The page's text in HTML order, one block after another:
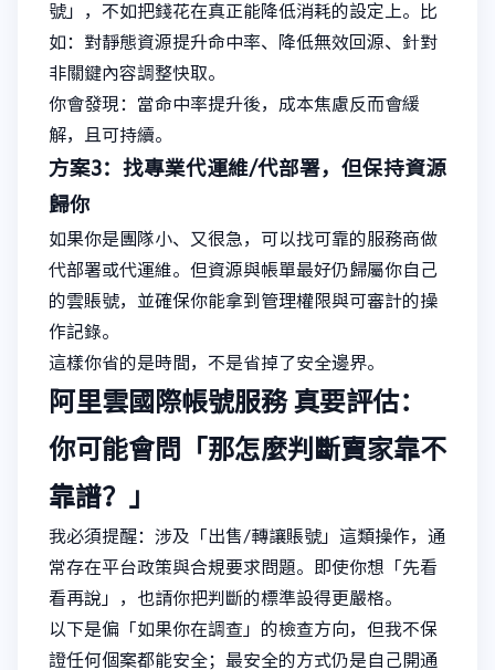
號」，不如把錢花在真正能降低消耗的設定上。比
如：對靜態資源提升命中率、降低無效回源、針對
非關鍵內容調整快取。
你會發現：當命中率提升後，成本焦慮反而會緩
解，且可持續。
方案3：找專業代運維/代部署，但保持資源
歸你
如果你是團隊小、又很急，可以找可靠的服務商做
代部署或代運維。但資源與帳單最好仍歸屬你自己
的雲賬號，並確保你能拿到管理權限與可審計的操
作記錄。
這樣你省的是時間，不是省掉了安全邊界。
阿里雲國際帳號服務真要評估：
你可能會問「那怎麼判斷賣家靠不
靠譜？」
我必須提醒：涉及「出售/轉讓賬號」這類操作，通
常存在平台政策與合規要求問題。即使你想「先看
看再說」，也請你把判斷的標準設得更嚴格。
以下是偏「如果你在調查」的檢查方向，但我不保
證任何個案都能安全；最安全的方式仍是自己開通